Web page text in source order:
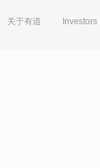
关于有道 Investors